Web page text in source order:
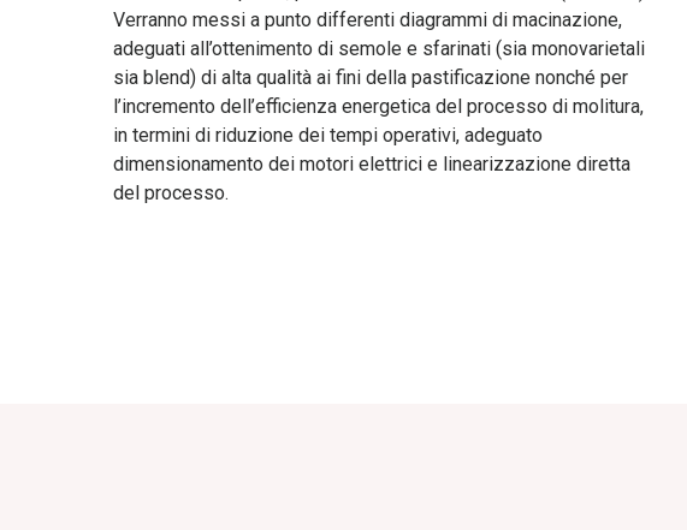
Verranno messi a punto differenti diagrammi di macinazione,
adeguati all’ottenimento di semole e sfarinati (sia monovarietali
sia blend) di alta qualità ai fini della pastificazione nonché per
l’incremento dell’efficienza energetica del processo di molitura,
in termini di riduzione dei tempi operativi, adeguato
dimensionamento dei motori elettrici e linearizzazione diretta
del processo.